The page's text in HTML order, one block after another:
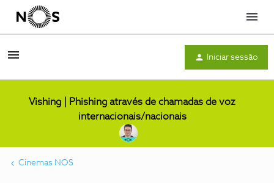
Menu
Iniciar sessão
Vishing | Phishing através de chamadas de voz
internacionais/nacionais
Cinemas NOS